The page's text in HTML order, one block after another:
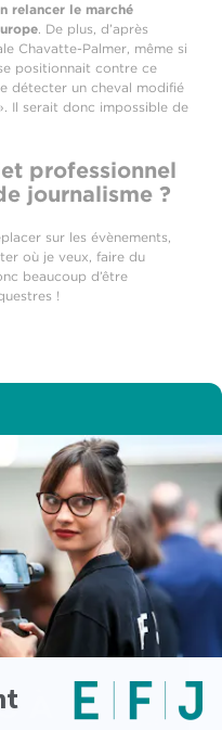
relancer le marché
. De plus, d’après
Chavatte-Palmer, même si
positionnait contre ce
détecter un cheval modifié
Il serait donc impossible de
professionnel
journalisme ?
sur les évènements,
où je veux, faire du
beaucoup d’être
!